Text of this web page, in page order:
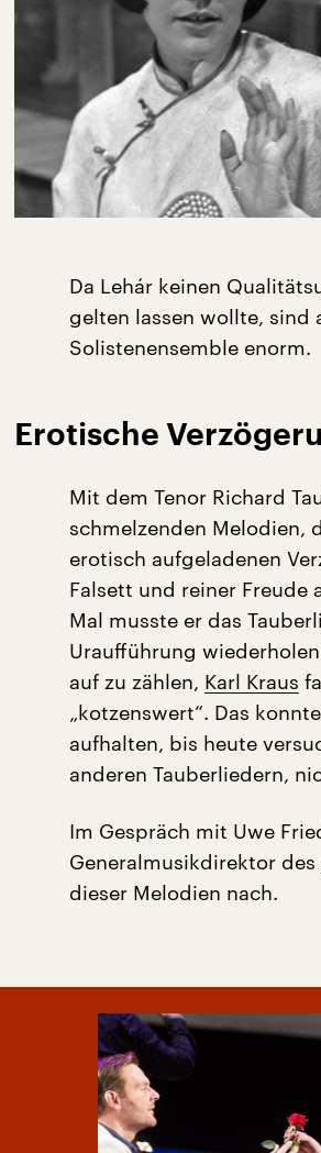
Da Lehár keinen
gelten lassen wollte, sind
Solistenensemble enorm.
Erotische
Mit dem Tenor Richard
schmelzenden Melodien,
erotisch aufgeladenen
Falsett und reiner Freude
Mal musste er das
Uraufführung
auf zu zählen, Karl Kraus
„kotzenswert“. Das
aufhalten, bis heute
anderen Tauberliedern,
Im Gespräch mit Uwe
Generalmusikdirektor des
dieser Melodien nach.